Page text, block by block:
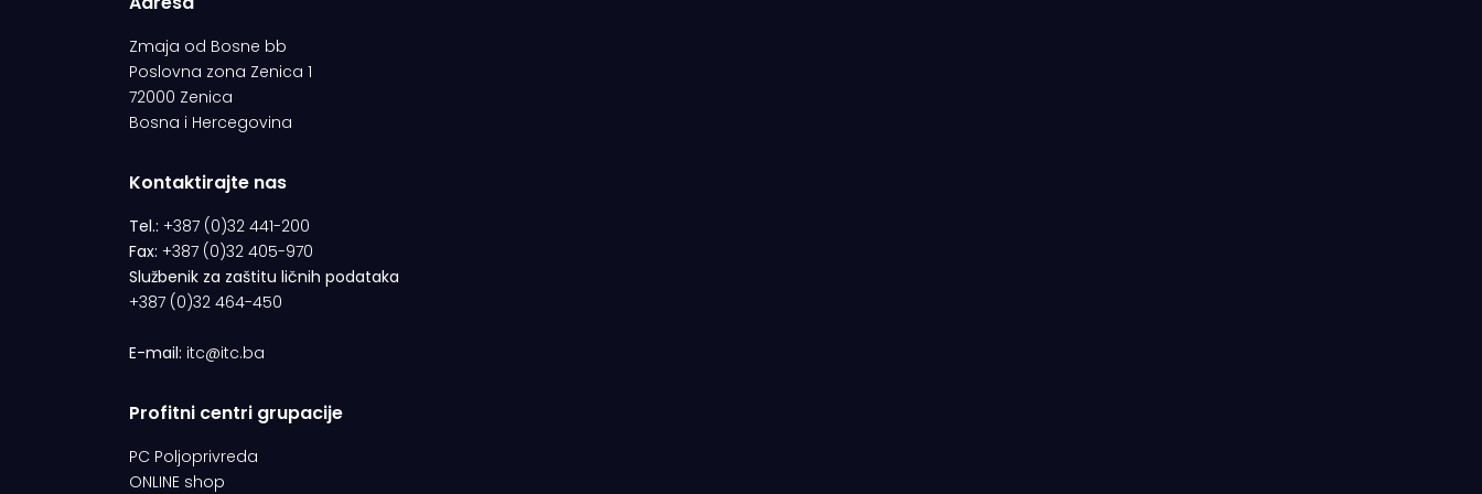
Zmaja od Bosne bb
Poslovna zona Zenica 1
72000 Zenica
Bosna i Hercegovina
Kontaktirajte nas
Tel.: +387 (0)32 441-200
Fax: +387 (0)32 405-970
Službenik za zaštitu ličnih podataka
+387 (0)32 464-450
E-mail: itc@itc.ba
Profitni centri grupacije
PC Poljoprivreda
ONLINE shop